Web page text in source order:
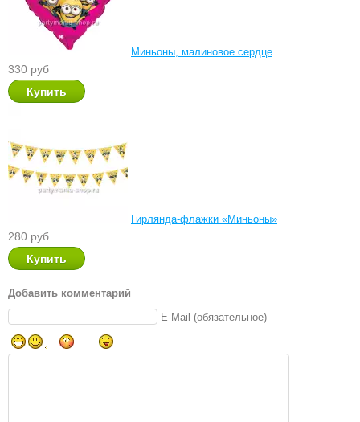
Миньоны, малиновое сердце
330 руб
Гирлянда-флажки «Миньоны»
280 руб
Добавить комментарий
E-Mail (обязательное)